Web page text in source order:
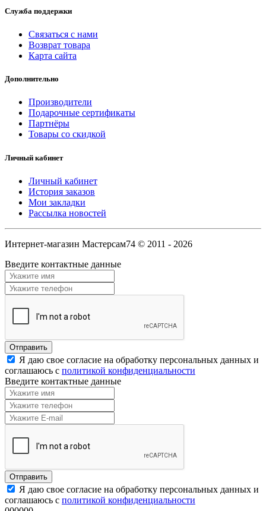
Служба поддержки
Связаться с нами
Возврат товара
Карта сайта
Дополнительно
Производители
Подарочные сертификаты
Партнёры
Товары со скидкой
Личный кабинет
Личный кабинет
История заказов
Мои закладки
Рассылка новостей
Интернет-магазин Мастерсам74 © 2011 - 2026
Введите контактные данные
Я даю свое согласие на обработку персональных данных и
соглашаюсь с политикой конфиденциальности
Введите контактные данные
Я даю свое согласие на обработку персональных данных и
соглашаюсь с политикой конфиденциальности